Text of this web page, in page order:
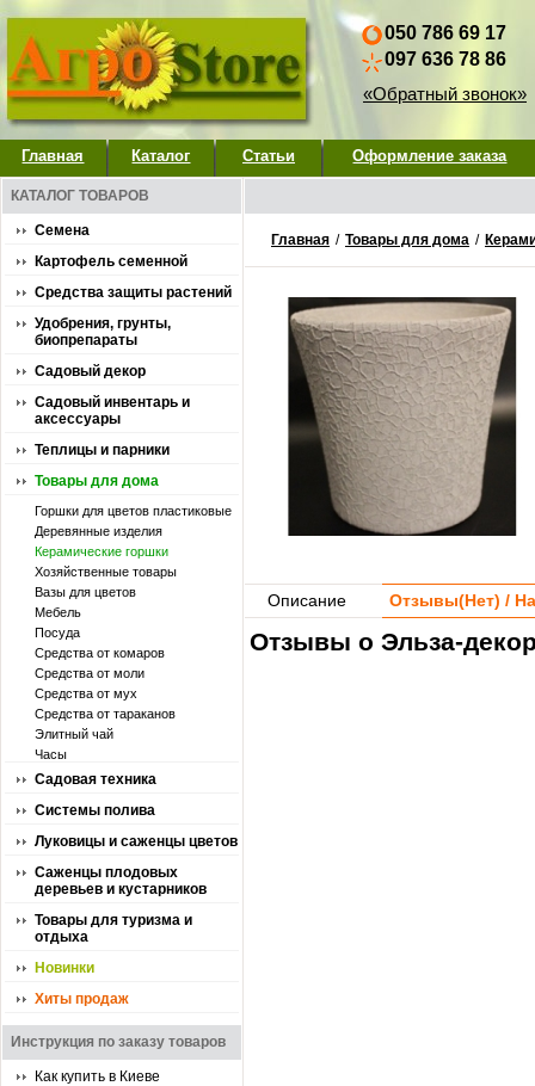
050 786 69 17
097 636 78 86
«Обратный звонок»
Главная Каталог Статьи Оформление заказа
КАТАЛОГ ТОВАРОВ
Семена
Картофель семенной
Средства защиты растений
Удобрения, грунты,
биопрепараты
Садовый декор
Садовый инвентарь и
аксессуары
Теплицы и парники
Товары для дома
Горшки для цветов пластиковые
Деревянные изделия
Керамические горшки
Хозяйственные товары
Вазы для цветов
Мебель
Посуда
Средства от комаров
Средства от моли
Средства от мух
Средства от тараканов
Элитный чай
Часы
Садовая техника
Системы полива
Луковицы и саженцы цветов
Саженцы плодовых
деревьев и кустарников
Товары для туризма и
отдыха
Новинки
Хиты продаж
Инструкция по заказу товаров
Как купить в Киеве
Главная / Товары для дома /
Описание Отзывы(Нет) /
Отзывы о Эльза-